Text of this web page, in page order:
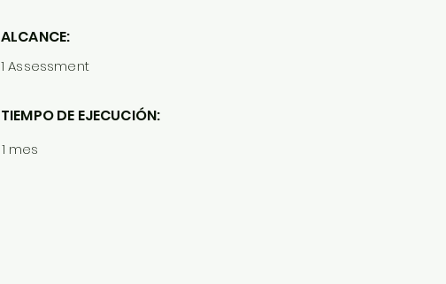
ALCANCE:
1 Assessment
TIEMPO DE EJECUCIÓN:
1 mes